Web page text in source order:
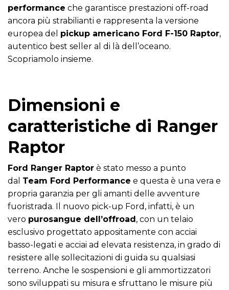
performance che garantisce prestazioni off-road
ancora più strabilianti e rappresenta la versione
europea del pickup americano Ford F-150 Raptor,
autentico best seller al di là dell’oceano.
Scopriamolo insieme.
Dimensioni e
caratteristiche di Ranger
Raptor
Ford Ranger Raptor è stato messo a punto
dal Team Ford Performance e questa è una vera e
propria garanzia per gli amanti delle avventure
fuoristrada. Il nuovo pick-up Ford, infatti, è un
vero purosangue dell’offroad, con un telaio
esclusivo progettato appositamente con acciai
basso-legati e acciai ad elevata resistenza, in grado di
resistere alle sollecitazioni di guida su qualsiasi
terreno. Anche le sospensioni e gli ammortizzatori
sono sviluppati su misura e sfruttano le misure più